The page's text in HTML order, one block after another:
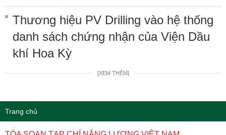
Thương hiệu PV Drilling vào hệ thống
danh sách chứng nhận của Viện Dầu
khí Hoa Kỳ
[XEM THÊM]
Trang chủ